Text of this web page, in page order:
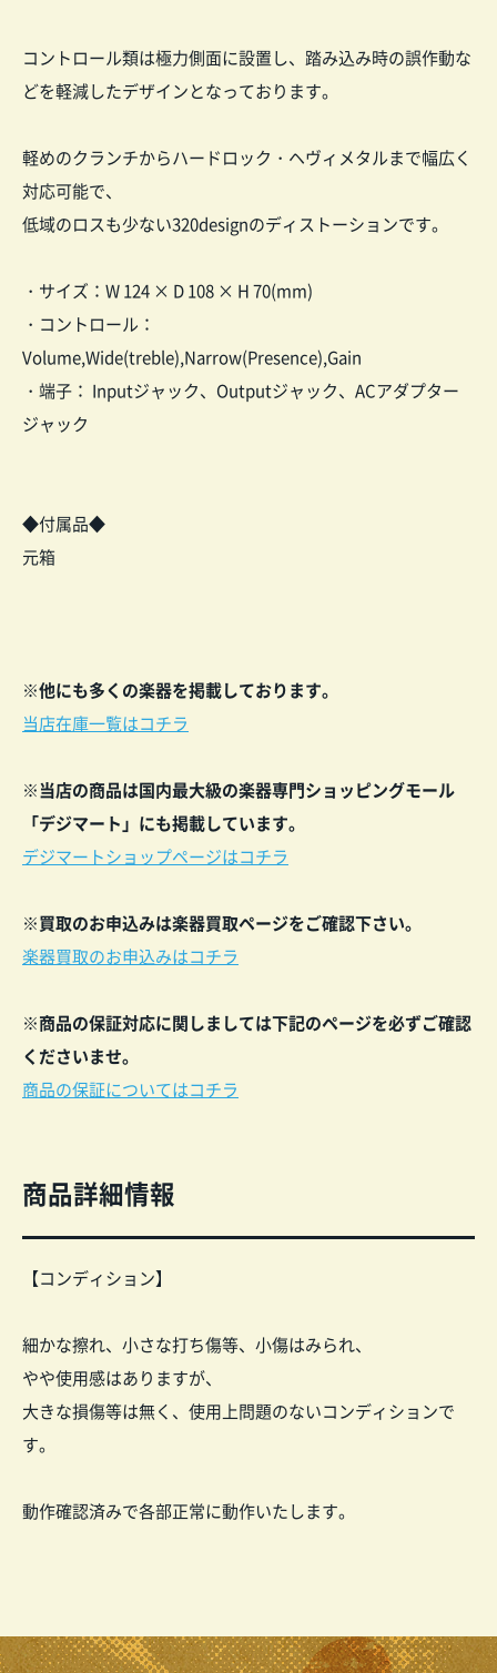
コントロール類は極力側面に設置し、踏み込み時の誤作動な
どを軽減したデザインとなっております。
軽めのクランチからハードロック・ヘヴィメタルまで幅広く
対応可能で、
低域のロスも少ない320designのディストーションです。
・サイズ：W 124 × D 108 × H 70(mm)
・コントロール：
Volume,Wide(treble),Narrow(Presence),Gain
・端子： Inputジャック、Outputジャック、ACアダプター
ジャック
◆付属品◆
元箱
※他にも多くの楽器を掲載しております。
当店在庫一覧はコチラ
※当店の商品は国内最大級の楽器専門ショッピングモール
「デジマート」にも掲載しています。
デジマートショップページはコチラ
※買取のお申込みは楽器買取ページをご確認下さい。
楽器買取のお申込みはコチラ
※商品の保証対応に関しましては下記のページを必ずご確認
くださいませ。
商品の保証についてはコチラ
商品詳細情報
【コンディション】
細かな擦れ、小さな打ち傷等、小傷はみられ、
やや使用感はありますが、
大きな損傷等は無く、使用上問題のないコンディションで
す。
動作確認済みで各部正常に動作いたします。